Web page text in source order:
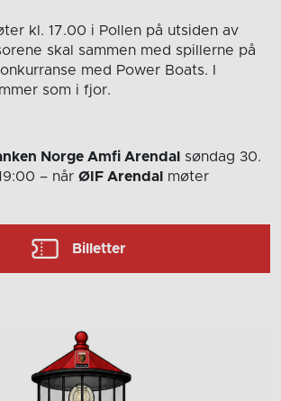
kl. 17.00 i Pollen på utsiden av
skal sammen med spillerne på
med Power Boats. I
som i fjor.
Norge Amfi Arendal
søndag 30.
– når ØIF Arendal
møter
Billetter